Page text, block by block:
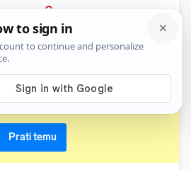
PRIJAVA
sadio mane
Prati temu